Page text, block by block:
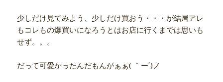
少しだけ見てみよう、少しだけ買おう・・・が結局アレ
もコレもの爆買いになろうとはお店に行くまでは思いも
せず。。。
だって可愛かったんだもんがぁぁ( ｀ー´)ノ